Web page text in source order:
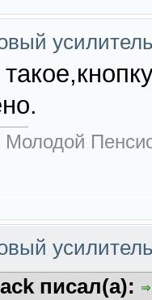
писал(а):